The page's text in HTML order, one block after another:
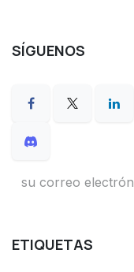
SÍGUENOS
ETIQUETAS